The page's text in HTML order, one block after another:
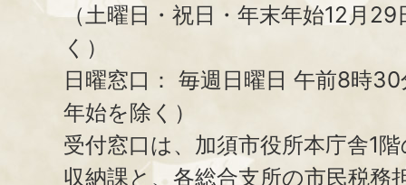
（土曜日・祝日・年末年始12月
く）
日曜窓口： 毎週日曜日 午前8時
年始を除く）
受付窓口は、加須市役所本庁舎1
収納課と、 各総合支所の市民税務